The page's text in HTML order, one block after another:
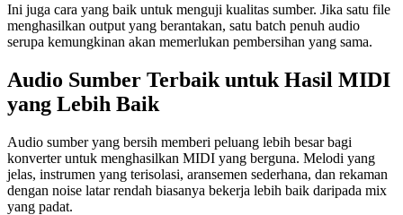
Ini juga cara yang baik untuk menguji kualitas sumber. Jika satu file
menghasilkan output yang berantakan, satu batch penuh audio
serupa kemungkinan akan memerlukan pembersihan yang sama.
Audio Sumber Terbaik untuk Hasil MIDI
yang Lebih Baik
Audio sumber yang bersih memberi peluang lebih besar bagi
konverter untuk menghasilkan MIDI yang berguna. Melodi yang
jelas, instrumen yang terisolasi, aransemen sederhana, dan rekaman
dengan noise latar rendah biasanya bekerja lebih baik daripada mix
yang padat.